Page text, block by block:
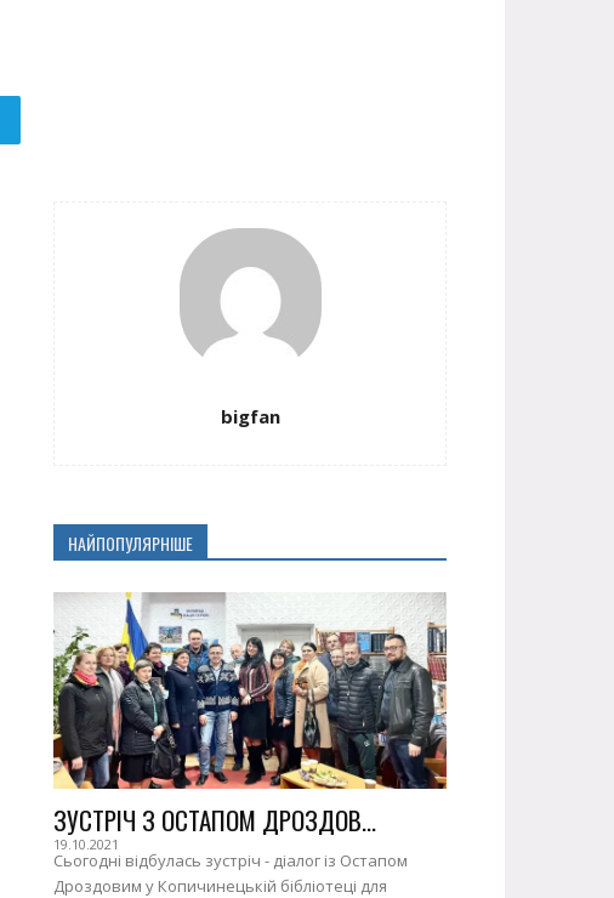
bigfan
НАЙПОПУЛЯРНІШЕ
ЗУСТРІЧ З ОСТАПОМ ДРОЗДОВ...
19.10.2021
Сьогодні відбулась зустріч - діалог із Остапом
Дроздовим у Копичинецькій бібліотеці для